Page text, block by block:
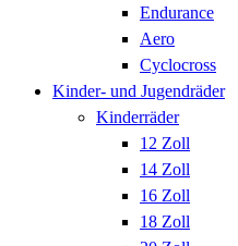
Endurance
Aero
Cyclocross
Kinder- und Jugendräder
Kinderräder
12 Zoll
14 Zoll
16 Zoll
18 Zoll